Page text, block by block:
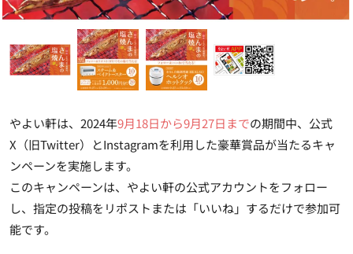
やよい軒は、2024年9月18日から9月27日までの期間中、公式
X（旧Twitter）とInstagramを利用した豪華賞品が当たるキャ
ンペーンを実施します。
このキャンペーンは、やよい軒の公式アカウントをフォロー
し、指定の投稿をリポストまたは「いいね」するだけで参加可
能です。